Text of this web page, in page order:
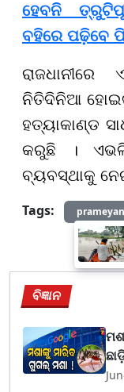
ହେବନି
ବହିରେ ପଢ଼ିବେ
ନିତିଦିନିଆ
ହତ୍ୟାକାଣ୍ଡ
କରୁଛି ।
ବ୍ୟବସ୍ଥାକୁ
Tags:
ବିଜ୍ଞାନ